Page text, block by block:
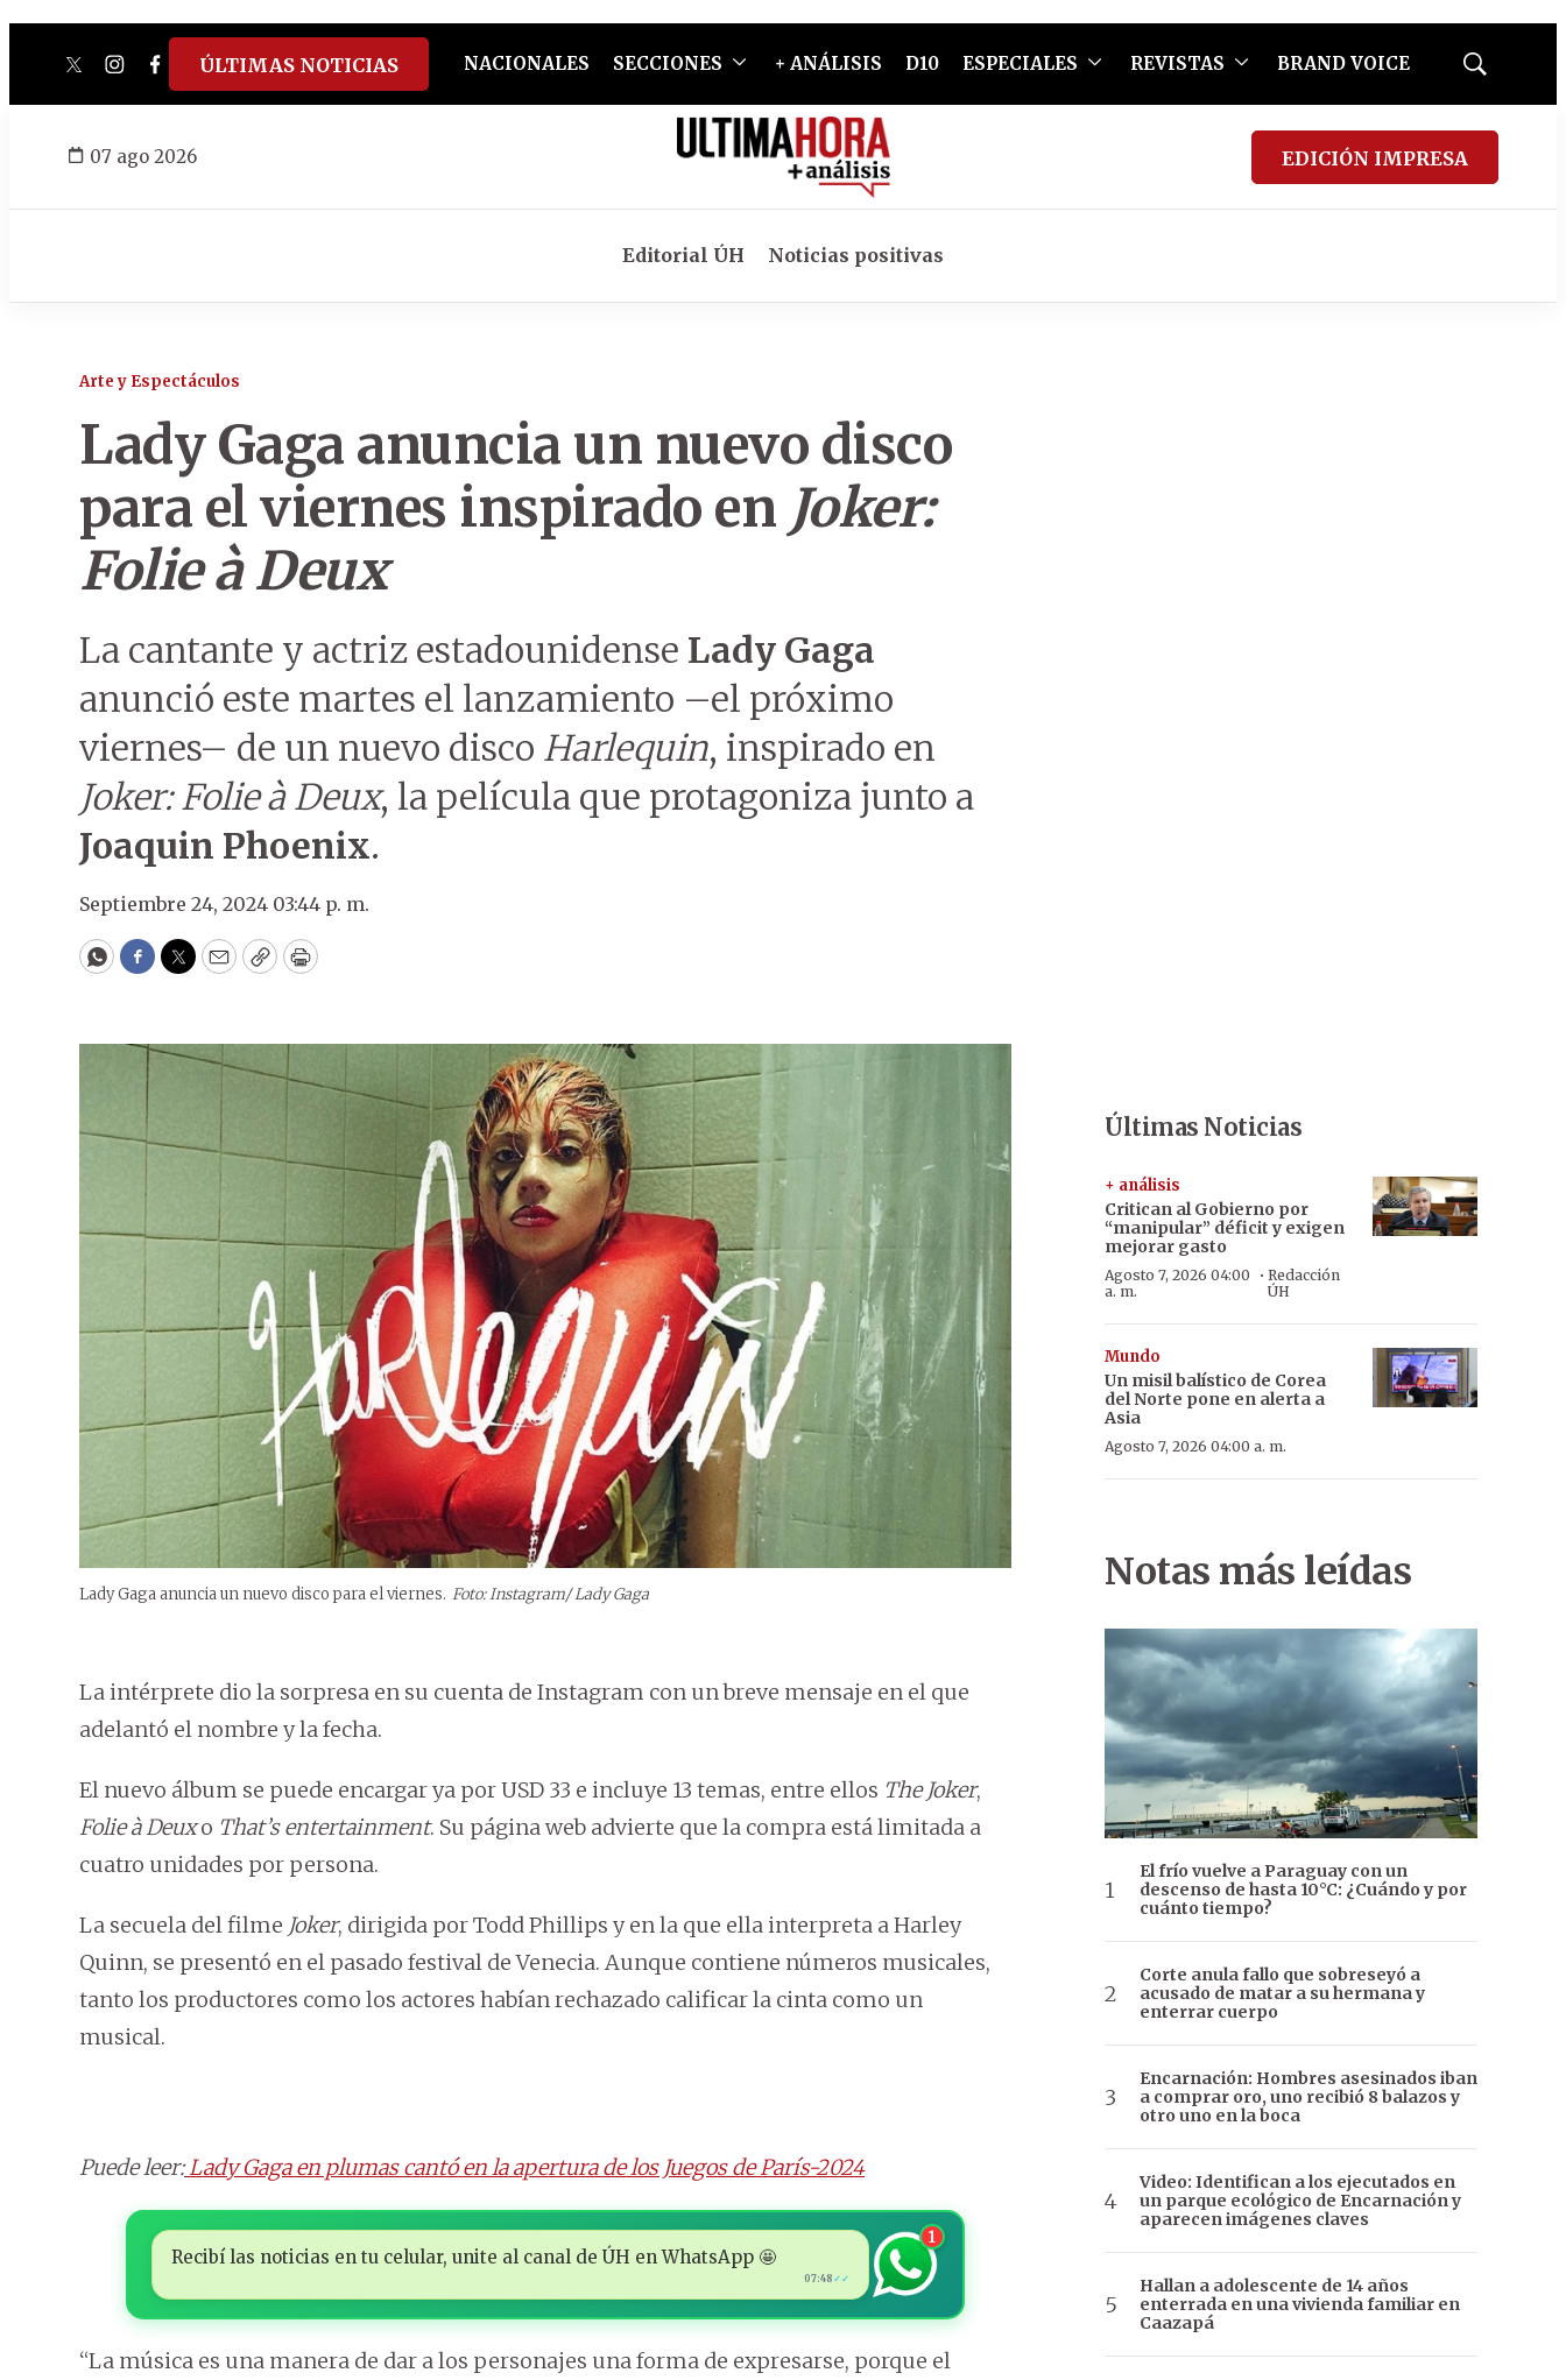
twitterinstagram
facebook
tiktokyoutube
spotify
ÚLTIMAS NOTICIAS NACIONALES SECCIONES + ANÁLISIS D10 ESPECIALES REVISTAS BRAND VOICE
Mostrar
07 ago 2026 EDICIÓN IMPRESA
Editorial ÚH Noticias positivas
Arte y Espectáculos
Lady Gaga anuncia un nuevo disco
para el viernes inspirado en Joker:
Folie à Deux
La cantante y actriz estadounidense Lady Gaga
anunció este martes el lanzamiento –el próximo
viernes– de un nuevo disco Harlequin, inspirado en
Joker: Folie à Deux, la película que protagoniza junto a
Joaquin Phoenix.
Septiembre 24, 2024 03:44 p. m.
WhatsApp
Facebook
Twitter
EmailCopyPrint
Lady Gaga anuncia un nuevo disco para el viernes. Foto: Instagram/ Lady Gaga
La intérprete dio la sorpresa en su cuenta de Instagram con un breve mensaje en el que
adelantó el nombre y la fecha.
El nuevo álbum se puede encargar ya por USD 33 e incluye 13 temas, entre ellos The Joker,
Folie à Deuxo That’s entertainment. Su página web advierte que la compra está limitada a
cuatro unidades por persona.
La secuela del filme Joker, dirigida por Todd Phillips y en la que ella interpreta a Harley
Quinn, se presentó en el pasado festival de Venecia. Aunque contiene números musicales,
tanto los productores como los actores habían rechazado calificar la cinta como un
musical.
Puede leer:Lady Gaga en plumas cantó en la apertura de los Juegos de París-2024
Recibí las noticias en tu celular, unite al canal de ÚH en WhatsApp 🤩
07:48 ✓✓
1
“La música es una manera de dar a los personajes una forma de expresarse, porque el
Últimas Noticias
+ análisis
Critican al Gobierno por
“manipular” déficit y exigen
mejorar gasto
Agosto 7, 2026 04:00
a. m.
· Redacción
ÚH
Mundo
Un misil balístico de Corea
del Norte pone en alerta a
Asia
Agosto 7, 2026 04:00 a. m.
Notas más leídas
El frío vuelve a Paraguay con un
descenso de hasta 10°C: ¿Cuándo y por
cuánto tiempo?
Corte anula fallo que sobreseyó a
acusado de matar a su hermana y
enterrar cuerpo
Encarnación: Hombres asesinados iban
a comprar oro, uno recibió 8 balazos y
otro uno en la boca
Video: Identifican a los ejecutados en
un parque ecológico de Encarnación y
aparecen imágenes claves
Hallan a adolescente de 14 años
enterrada en una vivienda familiar en
Caazapá